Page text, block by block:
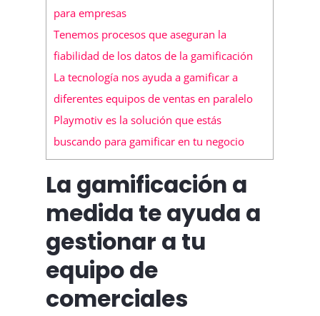
para empresas
Tenemos procesos que aseguran la
fiabilidad de los datos de la gamificación
La tecnología nos ayuda a gamificar a
diferentes equipos de ventas en paralelo
Playmotiv es la solución que estás
buscando para gamificar en tu negocio
La gamificación a
medida te ayuda a
gestionar a tu
equipo de
comerciales